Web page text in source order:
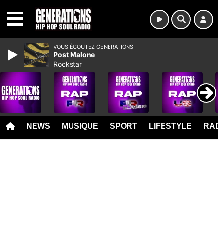
NEWS MUSIQUE SPORT LIFESTYLE
VOUS ÉCOUTEZ GENERATIONS
Post Malone
Rockstar